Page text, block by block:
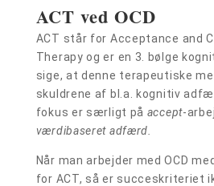
ACT ved OCD
ACT står for Acceptance and
Therapy og er en 3. bølge
sige, at denne terapeutiske
skuldrene af bl.a. kognitiv
fokus er særligt på accept-
værdibaseret adfærd.
Når man arbejder med OCD
for ACT, så er succeskriteriet